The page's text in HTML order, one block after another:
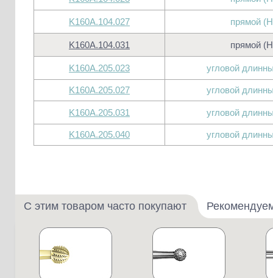
K160A.104.027 прямой
K160A.104.031 прямой
K160A.205.023 угловой
K160A.205.027 угловой
K160A.205.031 угловой
K160A.205.040 угловой
С этим товаром часто покупают